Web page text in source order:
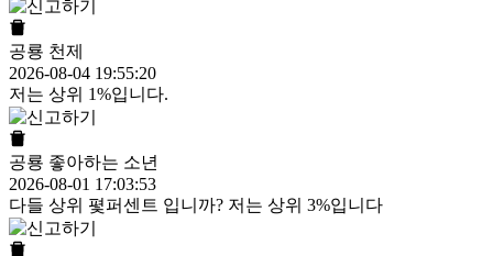
공룡 천제
2026-08-04 19:55:20
저는 상위 1%입니다.
공룡 좋아하는 소년
2026-08-01 17:03:53
다들 상위 폋퍼센트 입니까? 저는 상위 3%입니다